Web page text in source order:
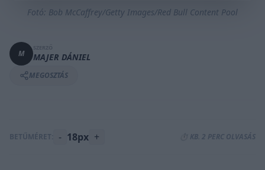
Fotó: Bob McCaffrey/Getty Images/Red Bull Content Pool
M MAJER DÁNIEL
MEGOSZTÁS
BETŰMÉRET: - 18px + ⏱️ KB. 2 PERC OLVASÁS